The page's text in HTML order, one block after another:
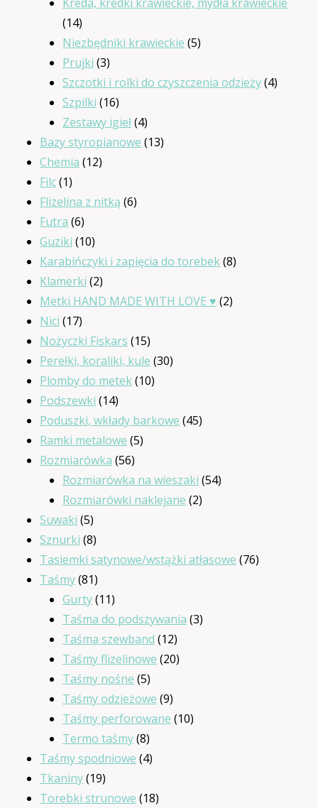
1414
produktów
Niezbędniki krawieckie 55
Prujki 33
produkty
Szczotki i rolki do czyszczenia odzieży 44
Szpilki 1616
produktów
Zestawy igieł 44
produkty
Bazy styropianowe 1313
Chemia 1212
Filc 11
produkt
Flizelina z nitką 66
Futra 66
produktów
Guziki 1010
produktów
Karabińczyki i zapięcia do torebek 88
Klamerki 22
produkty
Metki HAND MADE WITH LOVE ♥ 22
Nici 1717
produktów
Nożyczki Fiskars 1515
produktów
Perełki, koraliki, kule 3030
Plomby do metek 1010
Podszewki 1414
produktów
Poduszki, wkłady barkowe 4545
Ramki metalowe 55
Rozmiarówka 5656
produktów
Rozmiarówka na wieszaki 5454
Rozmiarówki naklejane 22
Suwaki 55
produktów
Sznurki 88
produktów
Tasiemki satynowe/wstążki atłasowe 7676
Taśmy 8181
produktów
Gurty 1111
produktów
Taśma do podszywania 33
Taśma szewband 1212
produktów
Taśmy flizelinowe 2020
Taśmy nośne 55
produktów
Taśmy odzieżowe 99
produktów
Taśmy perforowane 1010
Termo taśmy 88
produktów
Taśmy spodniowe 44
Tkaniny 1919
produktów
Torebki strunowe 1818